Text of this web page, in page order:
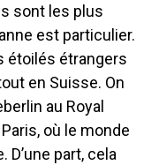
sont les plus
est particulier.
étoilés étrangers
en Suisse. On
au Royal
où le monde
D’une part, cela